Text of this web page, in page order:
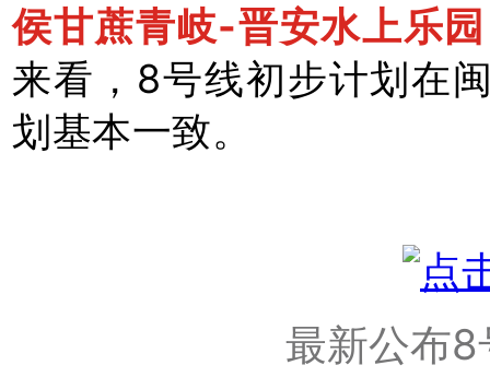
侯甘蔗青岐-晋安水上乐
来看，8号线初步计划在
划基本一致。
最新公布8